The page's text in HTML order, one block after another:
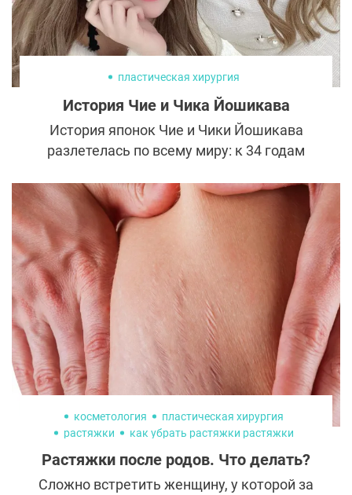
пластическая хирургия
История Чие и Чика Йошикава
История японок Чие и Чики Йошикава
разлетелась по всему миру: к 34 годам
иен (около 20 млн рублей) и изменились до
неузнаваемости.
косметология
пластическая хирургия
растяжки
как убрать растяжки растяжки
Растяжки после родов. Что делать?
Сложно встретить женщину, у которой за